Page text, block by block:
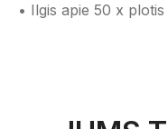
• Ilgis apie 50 x